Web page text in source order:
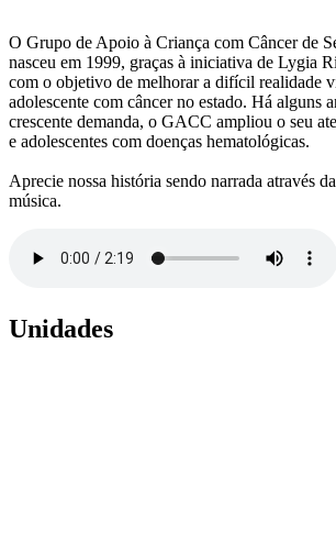
O Grupo de Apoio à Criança com Câncer de
nasceu em 1999, graças à iniciativa de Lygia
com o objetivo de melhorar a difícil realidade
adolescente com câncer no estado. Há alguns
crescente demanda, o GACC ampliou o seu
e adolescentes com doenças hematológicas.
Aprecie nossa história sendo narrada através
música.
Unidades